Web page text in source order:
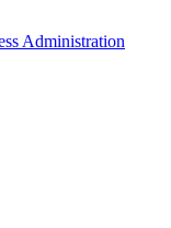
Administration